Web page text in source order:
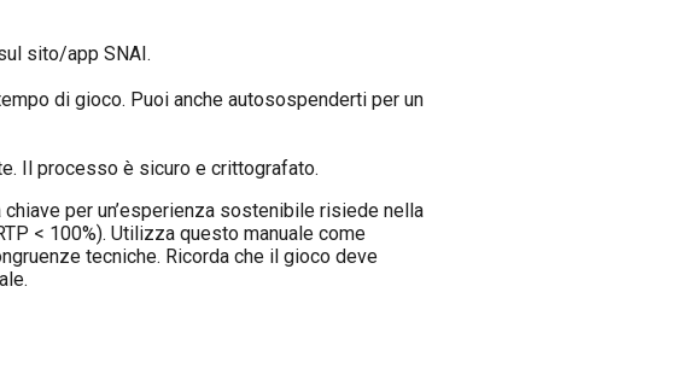
sito/app SNAI.
di gioco. Puoi anche autosospenderti per un
Il processo è sicuro e crittografato.
per un’esperienza sostenibile risiede nella
< 100%). Utilizza questo manuale come
tecniche. Ricorda che il gioco deve